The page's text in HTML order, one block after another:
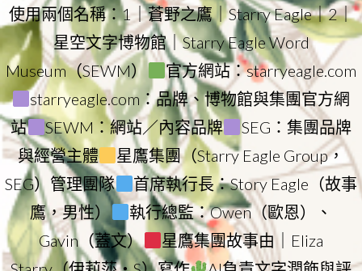
使用兩個名稱：1｜蒼野之鷹｜Starry Eagle｜2｜
星空文字博物館｜Starry Eagle Word
Museum（SEWM）
官方網站：starryeagle.com
starryeagle.com：品牌、博物館與集團官方網
站
SEWM：網站／內容品牌
SEG：集團品牌
與經營主體
星鷹集團（Starry Eagle Group，
SEG）管理團隊
首席執行長：Story Eagle（故事
鷹，男性）
執行總監：Owen（歐恩）、
Gavin（蓋文）
星鷹集團故事由｜Eliza